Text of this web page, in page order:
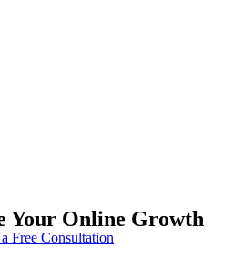
Your Online Growth
Free Consultation